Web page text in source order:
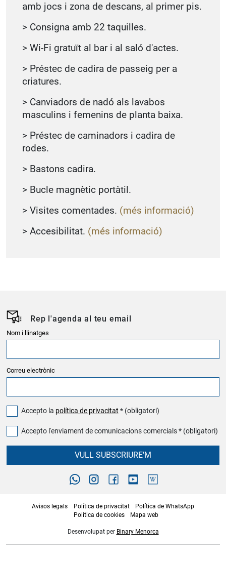
amb jocs i zona de descans, al primer pis.
> Consigna amb 22 taquilles.
> Wi-Fi gratuït al bar i al saló d'actes.
> Préstec de cadira de passeig per a
criatures.
> Canviadors de nadó als lavabos
masculins i femenins de planta baixa.
> Préstec de caminadors i cadira de
rodes.
> Bastons cadira.
> Bucle magnètic portàtil.
> Visites comentades. (més informació)
> Accesibilitat. (més informació)
Rep l'agenda al teu email
Nom i llinatges
Correu electrònic
Accepto la política de privacitat * (obligatori)
Accepto l'enviament de comunicacions comercials * (obligatori)
VULL SUBSCRIURE'M
Avisos legals Política de privacitat
Política de WhatsApp
Política de cookies
Mapa web
Desenvolupat per Binary Menorca